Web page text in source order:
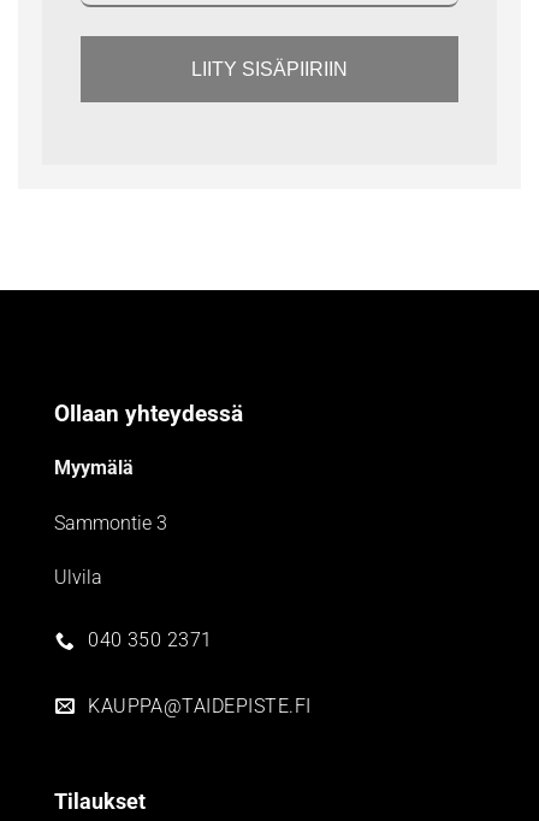
LIITY SISÄPIIRIIN
Ollaan yhteydessä
Myymälä
Sammontie 3
Ulvila
040 350 2371
KAUPPA@TAIDEPISTE.FI
Tilaukset